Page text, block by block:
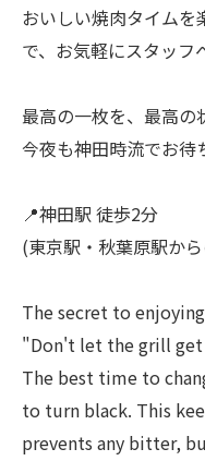
おいしい焼肉タイムを
で、お気軽にスタッフ
最高の一枚を、最高の
今夜も神田時流でお待
📍神田駅 徒歩2分
(東京駅・秋葉原駅か
The secret to
"Don't let the grill
The best time to
to turn black. This
prevents any bitter,